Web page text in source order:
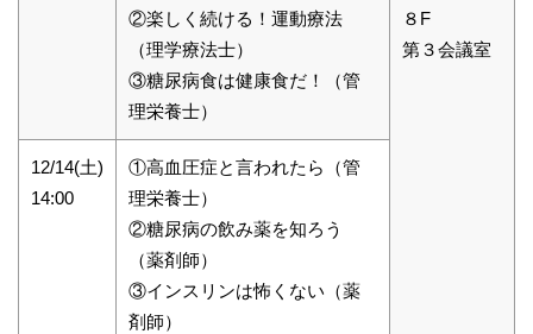
②楽しく続ける！運動療法
（理学療法士）
③糖尿病食は健康食だ！（管
理栄養士）
８F
第３会議室
12/14(土)
14:00
①高血圧症と言われたら（管
理栄養士）
②糖尿病の飲み薬を知ろう
（薬剤師）
③インスリンは怖くない（薬
剤師）